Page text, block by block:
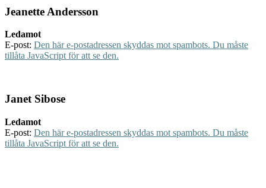
Jeanette Andersson
Ledamot
E-post: Den här e-postadressen skyddas mot spambots. Du måste
tillåta JavaScript för att se den.
Janet Sibose
Ledamot
E-post: Den här e-postadressen skyddas mot spambots. Du måste
tillåta JavaScript för att se den.